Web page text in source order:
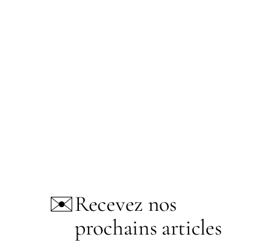
✉️Recevez nos
prochains articles